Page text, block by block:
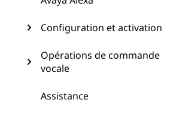
Configuration et activation
Opérations de commande
vocale
Assistance